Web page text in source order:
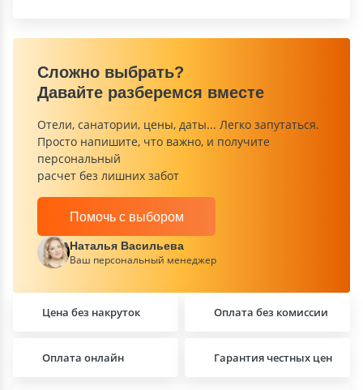
Сложно выбрать?
Давайте разберемся вместе
Отели, санатории, цены, даты... Легко запутаться.
Просто напишите, что важно, и получите
персональный
расчет без лишних забот
Помочь с выбором
Наталья Васильева
Ваш персональный менеджер
Цена без накруток Оплата без комиссии
Оплата онлайн Гарантия честных цен